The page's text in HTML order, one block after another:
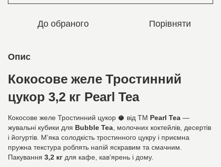
До обраного Порівняти
Опис
Кокосове желе Тростинний
цукор 3,2 кг Pearl Tea
Кокосове желе Тростинний цукор 🥥 від ТМ Pearl Tea —
жувальні кубики для Bubble Tea , молочних коктейлів, десертів
і йогуртів. М’яка солодкість тростинного цукру і приємна
пружна текстура роблять напій яскравим та смачним.
Пакування 3,2 кг для кафе, кав’ярень і дому.